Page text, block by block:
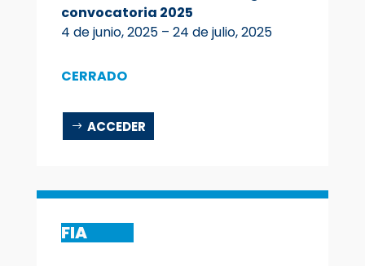
convocatoria 2025
4 de junio, 2025 – 24 de julio, 2025
CERRADO
ACCEDER
FIA